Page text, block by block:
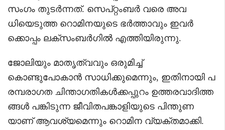
സംഗം തുടർന്നത്. സെപ്റ്റംബർ വരെ അവ
ധിയെടുത്ത റൊമിനയുടെ ഭർത്താവും ഇവർ
ക്കൊപ്പം ലക്സംബർഗിൽ എത്തിയിരുന്നു.
ജോലിയും മാതൃത്വവും ഒരുമിച്ച്
കൊണ്ടുപോകാൻ സാധിക്കുമെന്നും, ഇതിനായി പ
രമ്പരാഗത ചിന്താഗതികൾക്കപ്പുറം ഉത്തരവാദിത്ത
ങ്ങൾ പങ്കിടുന്ന ജീവിതപങ്കാളിയുടെ പിന്തുണ
യാണ് ആവശ്യമെന്നും റൊമിന വ്യക്തമാക്കി.